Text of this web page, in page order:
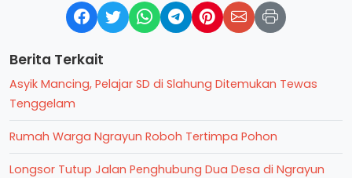
Berita Terkait
Asyik Mancing, Pelajar SD di Slahung Ditemukan Tewas
Tenggelam
Rumah Warga Ngrayun Roboh Tertimpa Pohon
Longsor Tutup Jalan Penghubung Dua Desa di Ngrayun